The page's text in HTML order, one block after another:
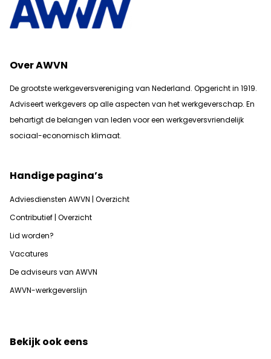
Over AWVN
De grootste werkgeversvereniging van Nederland. Opgericht in 1919.
Adviseert werkgevers op alle aspecten van het werkgeverschap. En
behartigt de belangen van leden voor een werkgeversvriendelijk
sociaal-economisch klimaat.
Handige pagina’s
Adviesdiensten AWVN | Overzicht
Contributief | Overzicht
Lid worden?
Vacatures
De adviseurs van AWVN
AWVN-werkgeverslijn
Bekijk ook eens